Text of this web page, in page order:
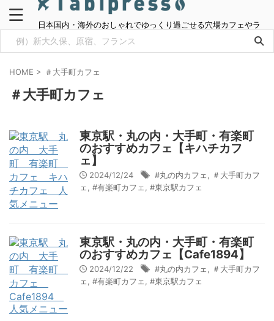
日本国内・海外のおしゃれでゆっくり過ごせる穴場カフェやラ
HOME > ＃大手町カフェ
＃大手町カフェ
東京駅・丸の内・大手町・有楽町
のおすすめカフェ【キハチカフ
ェ】
2024/12/24 #丸の内カフェ
＃大手町カフ
ェ
#有楽町カフェ #東京駅カフェ
東京駅・丸の内・大手町・有楽町
のおすすめカフェ【Cafe1894】
2024/12/22 #丸の内カフェ
＃大手町カフ
ェ
#有楽町カフェ #東京駅カフェ